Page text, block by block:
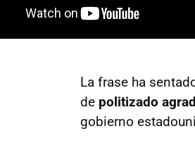
La frase ha
de politizado
gobierno